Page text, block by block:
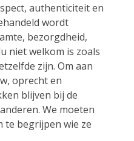
authenticiteit en
wordt
bezorgdheid,
niet welkom is zoals
zijn. Om aan
oprecht en
blijven bij de
We moeten
te begrijpen wie ze